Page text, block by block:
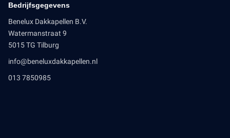
Bedrijfsgegevens
Benelux Dakkapellen B.V.
Watermanstraat 9
5015 TG Tilburg
info@beneluxdakkapellen.nl
013 7850985